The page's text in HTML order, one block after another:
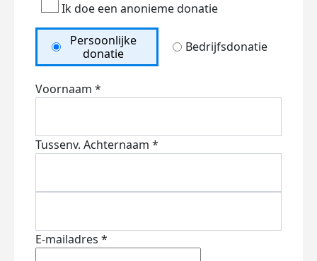
Ik doe een anonieme donatie
Persoonlijke
donatie
Bedrijfsdonatie
Voornaam *
Tussenv. Achternaam *
E-mailadres *